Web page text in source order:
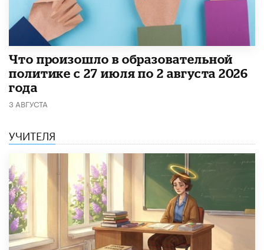
​Что произошло в образовательной
политике с 27 июля по 2 августа 2026
года
3 АВГУСТА
УЧИТЕЛЯ